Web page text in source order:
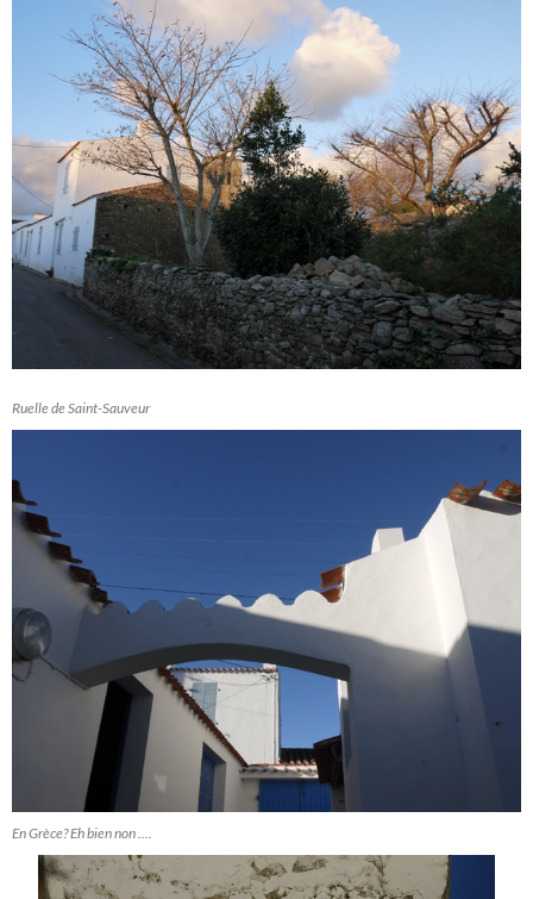
Ruelle de Saint-Sauveur
En Grèce? Eh bien non ....